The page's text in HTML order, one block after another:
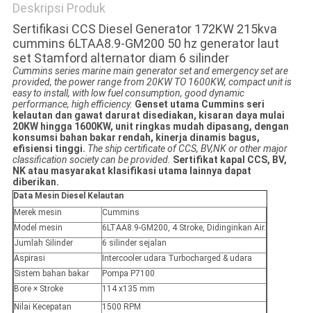
Deskripsi Produk
Sertifikasi CCS Diesel Generator 172KW 215kva
cummins 6LTAA8.9-GM200 50 hz generator laut
set Stamford alternator diam 6 silinder
Cummins series marine main generator set and emergency set are
provided, the power range from 20KW TO 1600KW, compact unit is
easy to install, with low fuel consumption, good dynamic
performance, high efficiency. Genset utama Cummins seri
kelautan dan gawat darurat disediakan, kisaran daya mulai
20KW hingga 1600KW, unit ringkas mudah dipasang, dengan
konsumsi bahan bakar rendah, kinerja dinamis bagus,
efisiensi tinggi. The ship certificate of CCS, BV,NK or other major
classification society can be provided. Sertifikat kapal CCS, BV,
NK atau masyarakat klasifikasi utama lainnya dapat
diberikan.
Data Mesin Diesel Kelautan
Merek mesin
Cummins
Model mesin
6LTAA8.9-GM200, 4 Stroke, Didinginkan Air.
Jumlah Silinder
6 silinder sejalan
Aspirasi
Intercooler udara Turbocharged & udara
Sistem bahan bakar
Pompa P7100
Bore × Stroke
114 x135 mm
Nilai Kecepatan
1500 RPM